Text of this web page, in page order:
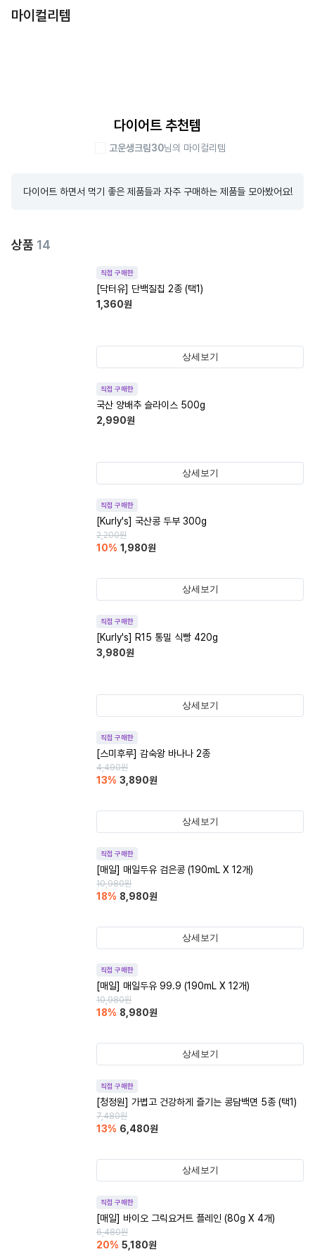
마이컬리템
다이어트 추천템
고운생크림30님의 마이컬리템
다이어트 하면서 먹기 좋은 제품들과 자주 구매하는 제품들 모아봤어요!
상품 14
직접 구매한
[닥터유] 단백질칩 2종 (택1)
1,360원
상세보기
직접 구매한
국산 양배추 슬라이스 500g
2,990원
상세보기
직접 구매한
[Kurly's] 국산콩 두부 300g
2,200원
10% 1,980원
상세보기
직접 구매한
[Kurly's] R15 통밀 식빵 420g
3,980원
상세보기
직접 구매한
[스미후루] 감숙왕 바나나 2종
4,490원
13% 3,890원
상세보기
직접 구매한
[매일] 매일두유 검은콩 (190mL X 12개)
10,980원
18% 8,980원
상세보기
직접 구매한
[매일] 매일두유 99.9 (190mL X 12개)
10,980원
18% 8,980원
상세보기
직접 구매한
[청정원] 가볍고 건강하게 즐기는 콩담백면 5종 (택1)
7,480원
13% 6,480원
상세보기
직접 구매한
[매일] 바이오 그릭요거트 플레인 (80g X 4개)
6,480원
20% 5,180원